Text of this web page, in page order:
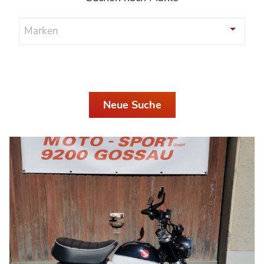
Marken
Neue Suche